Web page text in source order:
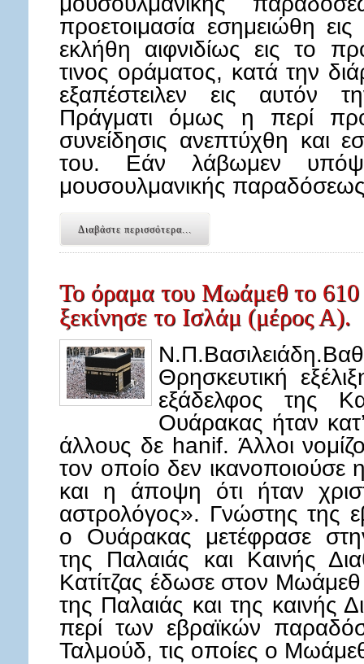
προετοιμασία εσημειώθη
εκλήθη αιφνιδίως εις το
τινος οράματος, κατά την
εξαπέστειλεν εις αυτόν
Πράγματι όμως η περί
συνείδησις ανεπτύχθη και
του. Εάν λάβωμεν
μουσουλμανικής
Διαβάστε περισσότερα...
Το όραμα του Μωάμεθ το
ξεκίνησε το Ισλάμ (μέρος Α).
Θρησκευτική
εξάδελφος της
Ουάρακας ήταν
άλλους δε hanif. Άλλοι
τον οποίο δεν ικανοποιούσε
και η άποψη ότι ήταν
αστρολόγος». Γνώστης της
ο Ουάρακας μετέφρασε
της Παλαιάς και Καινής
Κατίτζας έδωσε στον
της Παλαιάς και της καινής
περί των εβραϊκών
Ταλμούδ, τις οποίες ο